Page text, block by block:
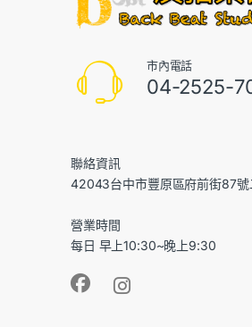
市內電話
04-2525-
聯絡資訊
42043台中市豐原區府前街87號
營業時間
每日 早上10:30~晚上9:30